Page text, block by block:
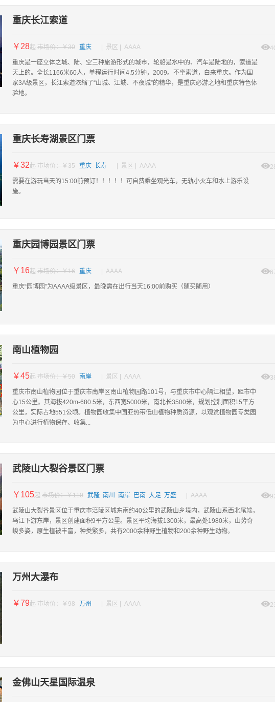
重庆长江索道
￥28起 市场价：￥30 重庆 | 景区 | AAAA
重庆是一座立体之城、陆、空三种旅游形式的城市，轮船是水中的、汽车是陆地的，索道是
天上的。全长1166米60人，单程运行时间4.5分钟，2009。不坐索道，白来重庆。作为国
家3A级景区，长江索道浓缩了“山城、江城、不夜城”的精华，是重庆必游之地和重庆特色体
验地。
重庆长寿湖景区门票
￥32起 市场价：￥35 重庆 长寿 | 景区 | AAAA
需要在游玩当天的15:00前预订！！！！！可自费乘坐观光车，无轨小火车和水上游乐设
施。
重庆园博园景区门票
￥16起 市场价：￥16 重庆 | AAAA
重庆“园博园”为AAAA级景区，最晚需在出行当天16:00前购买（随买随用）
南山植物园
￥45起 市场价：￥50 南岸 | 景区 | AAAA
重庆市南山植物园位于重庆市南岸区南山植物园路101号，与重庆市中心隔江相望，距市中
心15公里。其海拔420m-680.5米，东西宽5000米，南北长3500米，规划控制面积15平方
公里，实际占地551公顷。植物园收集中国亚热带低山植物种质资源，以观赏植物园专类园
为中心进行植物保存、收集...
武陵山大裂谷景区门票
￥105起 市场价：￥110 武隆 南川 南岸 巴南 大足 万盛 | AAAA
武陵山大裂谷景区位于重庆市涪陵区城东南约40公里的武陵山乡境内，武陵山系西北尾端，
乌江下游东岸，景区创建面积9平方公里。景区平均海拔1300米，最高处1980米，山势奇
峻多姿，原生植被丰富，种类繁多，共有2000余种野生植物和200余种野生动物。
万州大瀑布
￥79起 市场价：￥98 万州 | 景区 | AAAA
金佛山天星国际温泉